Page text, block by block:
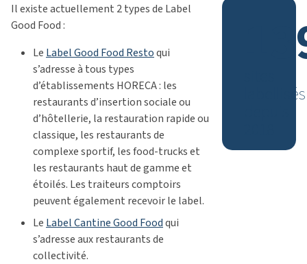
Il existe actuellement 2 types de Label
Good Food :
Le Label Good Food Restoqui
s’adresse à tous types
d’établissements HORECA : les
restaurants d’insertion sociale ou
d’hôtellerie, la restauration rapide ou
classique, les restaurants de
complexe sportif, les food-trucks et
les restaurants haut de gamme et
étoilés. Les traiteurs comptoirs
peuvent également recevoir le label.
Le Label Cantine Good Foodqui
s’adresse aux restaurants de
collectivité.
labellisés